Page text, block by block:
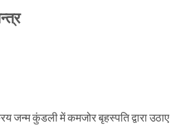
जन्म कुंडली में कमजोर बृहस्पति द्वारा उठाए